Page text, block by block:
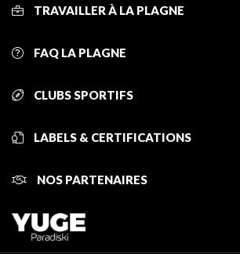
TRAVAILLER À LA PLAGNE
FAQ LA PLAGNE
CLUBS SPORTIFS
LABELS & CERTIFICATIONS
NOS PARTENAIRES